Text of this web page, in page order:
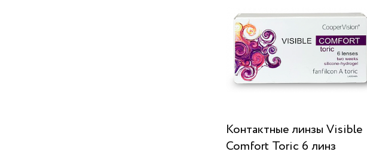
Контактные линзы Visible
Comfort Toric 6 линз